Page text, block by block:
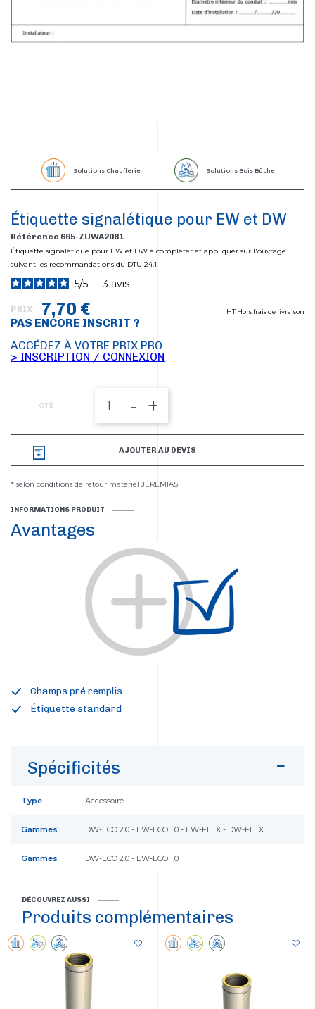
Solutions Chaufferie Solutions Bois Bûche
Étiquette signalétique pour EW et DW
Référence 665-ZUWA2081
Étiquette signalétique pour EW et DW à compléter et appliquer sur l'ouvrage
suivant les recommandations du DTU 24.1
5/5 - 3 avis
PRIX 7,70 € HT Hors frais de livraison
PAS ENCORE INSCRIT ?
ACCÉDEZ À VOTRE PRIX PRO
> INSCRIPTION / CONNEXION
QTÉ - +
AJOUTER AU DEVIS
* selon conditions de retour matériel JEREMIAS
INFORMATIONS PRODUIT
Avantages
Champs pré remplis
Étiquette standard
Spécificités
Type Accessoire
Gammes DW-ECO 2.0 - EW-ECO 1.0 - EW-FLEX - DW-FLEX
Gammes DW-ECO 2.0 - EW-ECO 1.0
DÉCOUVREZ AUSSI
Produits complémentaires